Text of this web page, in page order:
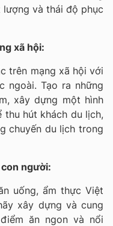
và thái độ phục
xã hội:
trên mạng xã hội với
ngoài. Tạo ra những
xây dựng một hình
thu hút khách du lịch,
chuyến du lịch trong
người:
uống, ẩm thực Việt
xây dựng và cung
ăn ngon và nổi